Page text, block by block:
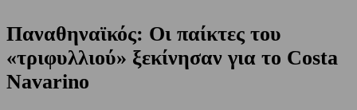
Παναθηναϊκός: Οι παίκτες του
«τριφυλλιού» ξεκίνησαν για το Costa
Navarino